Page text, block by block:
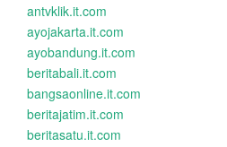
antvklik.it.com
ayojakarta.it.com
ayobandung.it.com
beritabali.it.com
bangsaonline.it.com
beritajatim.it.com
beritasatu.it.com